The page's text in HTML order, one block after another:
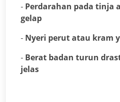
- Perdarahan pada tinja
gelap
- Nyeri perut atau kram
- Berat badan turun
jelas